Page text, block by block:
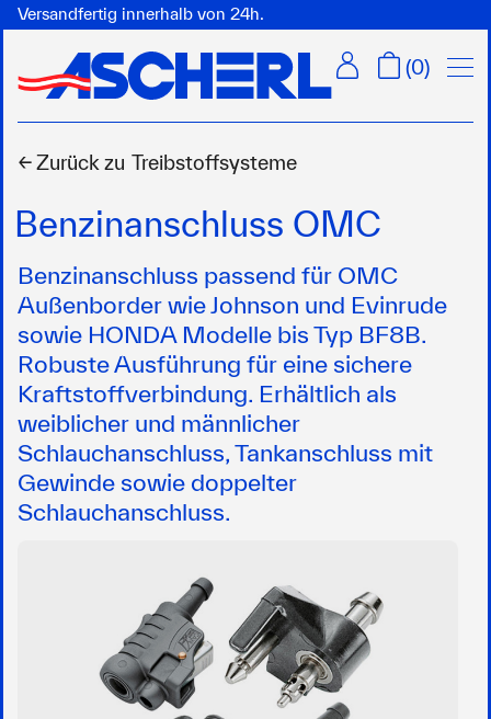
Versandfertig innerhalb von 24h.
(0)
← Zurück zu Treibstoffsysteme
Benzinanschluss OMC
Benzinanschluss passend für OMC
Außenborder wie Johnson und Evinrude
sowie HONDA Modelle bis Typ BF8B.
Robuste Ausführung für eine sichere
Kraftstoffverbindung. Erhältlich als
weiblicher und männlicher
Schlauchanschluss, Tankanschluss mit
Gewinde sowie doppelter
Schlauchanschluss.